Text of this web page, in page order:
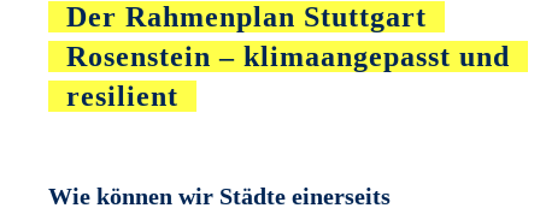
Der Rahmenplan Stuttgart
Rosenstein – klimaangepasst und
resilient
Wie können wir Städte einerseits